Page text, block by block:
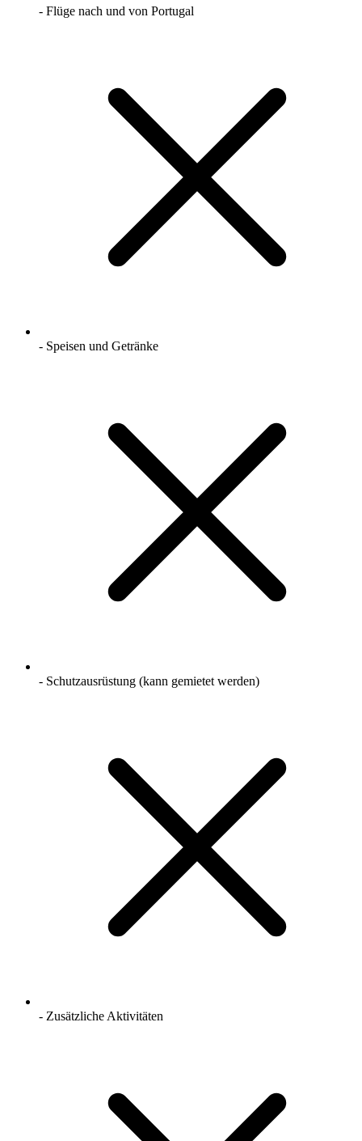
- Flüge nach und von Portugal
- Speisen und Getränke
- Schutzausrüstung (kann gemietet werden)
- Zusätzliche Aktivitäten